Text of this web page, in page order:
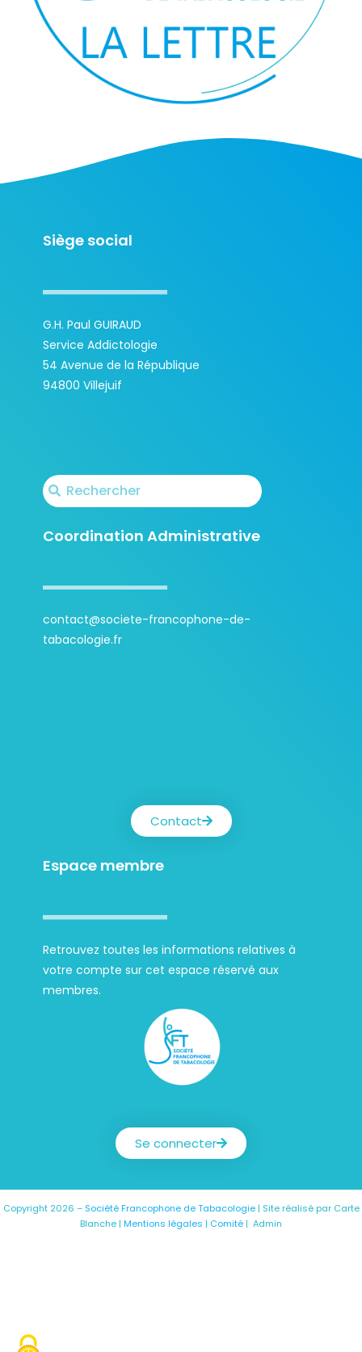
Siège social
G.H. Paul GUIRAUD
Service Addictologie
54 Avenue de la République
94800 Villejuif
Coordination Administrative
contact@societe-francophone-de-
tabacologie.fr
Contact
Espace membre
Retrouvez toutes les informations relatives à
votre compte sur cet espace réservé aux
membres.
Se connecter
Copyright 2026 – Société Francophone de Tabacologie| Site réalisé par Carte
Blanche | Mentions légales | Comité | Admin